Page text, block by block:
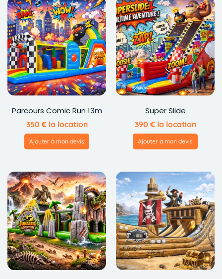
Parcours Comic Run 13m
350 €la location
Ajouter à mon devis
Super Slide
390 €la location
Ajouter à mon devis